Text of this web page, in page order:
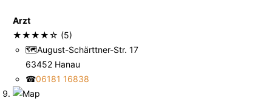
Arzt
★★★★☆ (5)
🗺August-Schärttner-Str. 17
63452 Hanau
☎06181 16838